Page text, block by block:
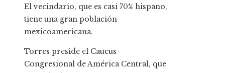
El vecindario, que es casi 70% hispano,
tiene una gran población
mexicoamericana.
Torres preside el Caucus
Congresional de América Central, que